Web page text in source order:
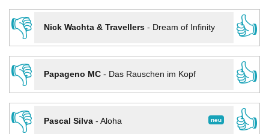
👎
Nick Wachta & Travellers- Dream of Infinity
👍
👎
Papageno MC- Das Rauschen im Kopf
👍
👎
neu
Pascal Silva- Aloha
👍